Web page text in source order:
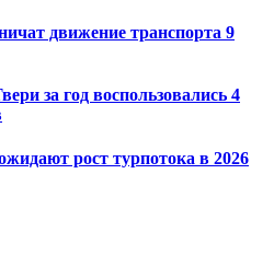
движение транспорта 9
за год воспользовались 4
рост турпотока в 2026